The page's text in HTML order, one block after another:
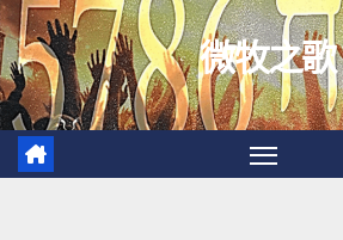
跳
至
内
容
微牧之歌